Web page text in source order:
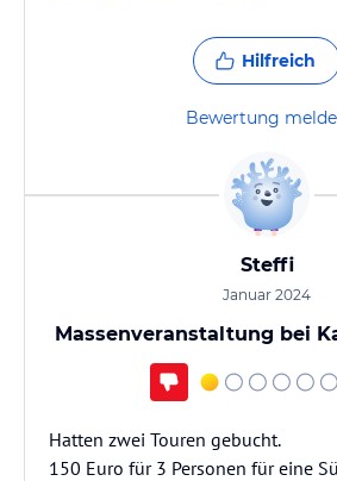
Hilfreich
Bewertung
Steffi
Januar 2024
Massenveranstaltung bei
Hatten zwei Touren gebucht.
150 Euro für 3 Personen für eine